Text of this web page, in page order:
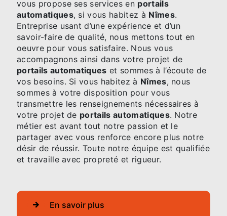
vous propose ses services en portails
automatiques, si vous habitez à Nîmes.
Entreprise usant d’une expérience et d’un
savoir-faire de qualité, nous mettons tout en
oeuvre pour vous satisfaire. Nous vous
accompagnons ainsi dans votre projet de
portails automatiques et sommes à l’écoute de
vos besoins. Si vous habitez à Nîmes, nous
sommes à votre disposition pour vous
transmettre les renseignements nécessaires à
votre projet de portails automatiques. Notre
métier est avant tout notre passion et le
partager avec vous renforce encore plus notre
désir de réussir. Toute notre équipe est qualifiée
et travaille avec propreté et rigueur.
En savoir plus